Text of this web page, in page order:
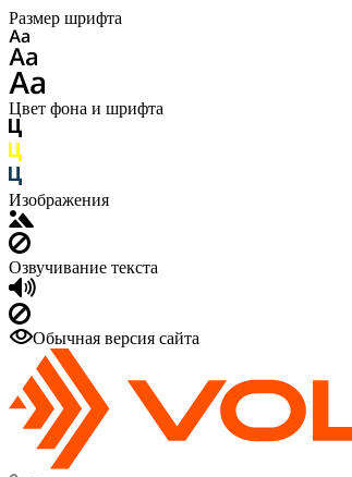
Размер шрифта
Цвет фона и шрифта
Изображения
Озвучивание текста
Обычная версия сайта